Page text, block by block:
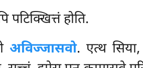
पटिक्खित्तं होति.
अविज्जासवो. एत्थ